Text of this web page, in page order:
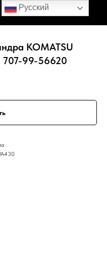
Русский
KOMATSU
707-99-56620